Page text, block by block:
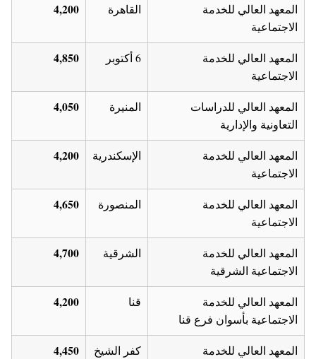
المعهد العالي للخدمة
الاجتماعية
القاهرة 4,200
المعهد العالي للخدمة
الاجتماعية
6 أكتوبر 4,850
المعهد العالي للدراسات
التعاونية والإدارية
المنيرة 4,050
المعهد العالي للخدمة
الاجتماعية
الإسكندرية 4,200
المعهد العالي للخدمة
الاجتماعية
المنصورة 4,650
المعهد العالي للخدمة
الاجتماعية الشرقية
الشرقية 4,700
المعهد العالي للخدمة
الاجتماعية بأسوان فرع قنا
قنا 4,200
المعهد العالي للخدمة
كفر الشيخ 4,450